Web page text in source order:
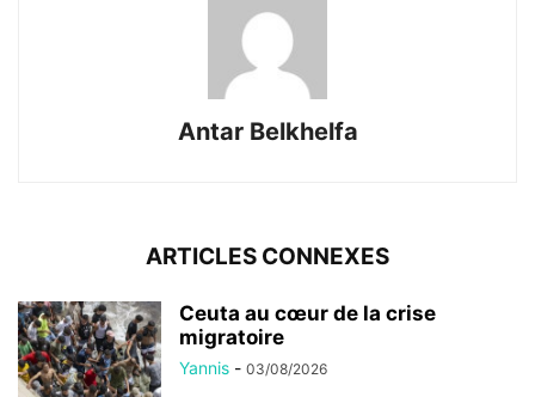
Antar Belkhelfa
ARTICLES CONNEXES
Ceuta au cœur de la crise
migratoire
Yannis - 03/08/2026